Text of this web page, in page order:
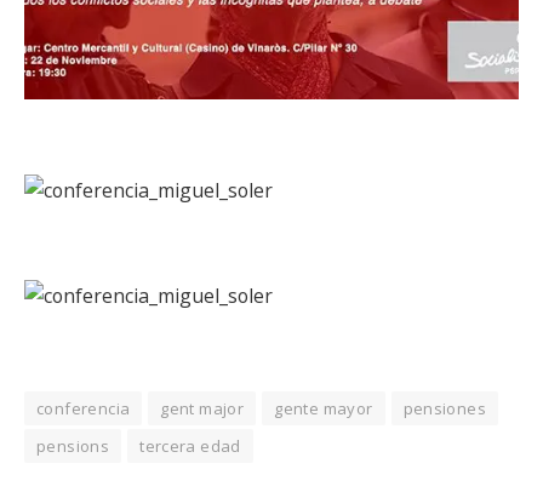
conferencia gent major gente mayor
pensiones
pensions
tercera edad